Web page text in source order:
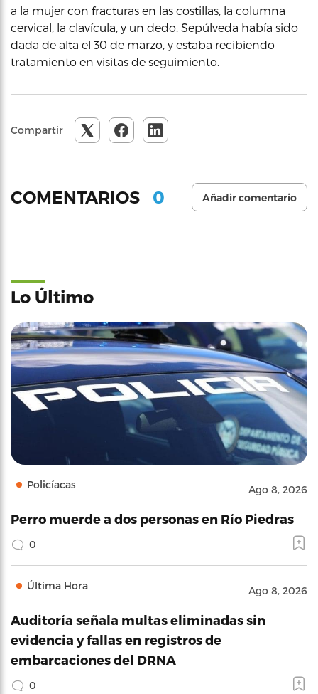
a la mujer con fracturas en las costillas, la columna
cervical, la clavícula, y un dedo. Sepúlveda había sido
dada de alta el 30 de marzo, y estaba recibiendo
tratamiento en visitas de seguimiento.
Compartir
COMENTARIOS 0 Añadir comentario
Lo Último
Policíacas Ago 8, 2026
Perro muerde a dos personas en Río Piedras
0
Última Hora Ago 8, 2026
Auditoría señala multas eliminadas sin
evidencia y fallas en registros de
embarcaciones del DRNA
0